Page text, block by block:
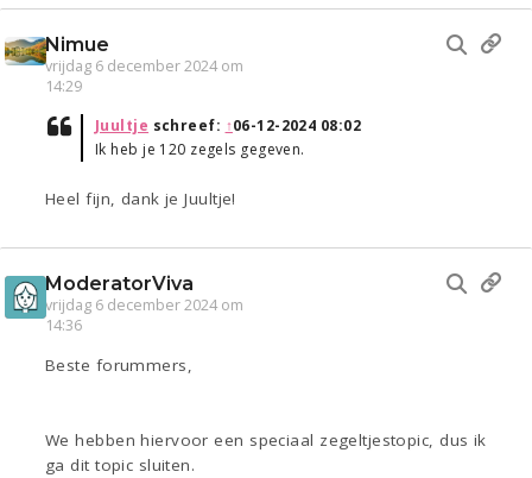
Nimue
vrijdag 6 december 2024 om
14:29
Juultje schreef: ↑06-12-2024 08:02
Ik heb je 120 zegels gegeven.
Heel fijn, dank je Juultje!
ModeratorViva
vrijdag 6 december 2024 om
14:36
Beste forummers,
We hebben hiervoor een speciaal zegeltjestopic, dus ik
ga dit topic sluiten.